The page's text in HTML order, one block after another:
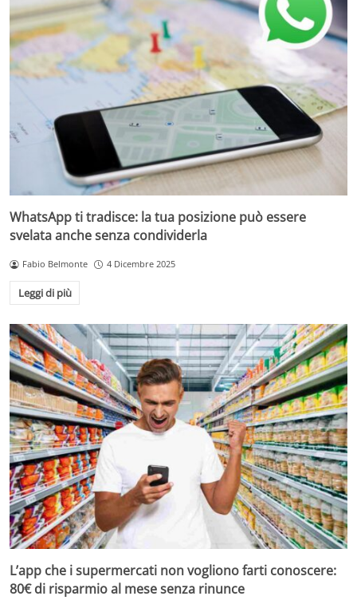
WhatsApp ti tradisce: la tua posizione può essere
svelata anche senza condividerla
Fabio Belmonte 4 Dicembre 2025
Leggi di più
L’app che i supermercati non vogliono farti conoscere:
80€ di risparmio al mese senza rinunce